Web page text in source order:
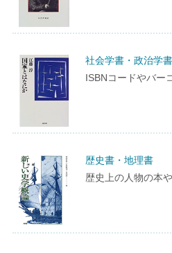
社会学書・政治学書
ISBNコードやバー
歴史書・地理書
歴史上の人物の本